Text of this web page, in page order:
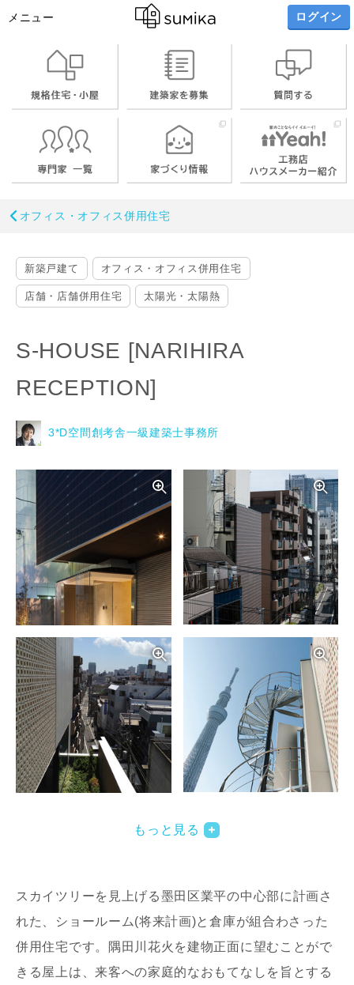
メニュー ログイン
オフィス・オフィス併用住宅
新築戸建て オフィス・オフィス併用住宅
店舗・店舗併用住宅 太陽光・太陽熱
S-HOUSE [NARIHIRA
RECEPTION]
3*D空間創考舎一級建築士事務所
写真を拡大する
写真を拡大する
写真を拡大する
もっと見る
スカイツリーを見上げる墨田区業平の中心部に計画さ
れた、ショールーム(将来計画)と倉庫が組合わさった
併用住宅です。隅田川花火を建物正面に望むことがで
きる屋上は、来客への家庭的なおもてなしを旨とする